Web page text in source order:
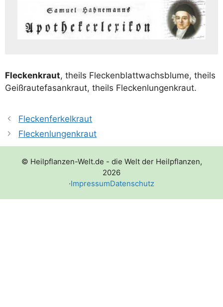
Fle­cken­kraut, theils Fle­cken­blatt­wachs­blu­me, theils
Geiß­rau­te­fa­san­kraut, theils Fleckenlungenkraut.
Fleckenferkelkraut
Fleckenlungenkraut
© Heilpflanzen-Welt.de - die Welt der Heilpflanzen,
2026
·ImpressumDatenschutz